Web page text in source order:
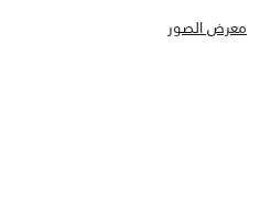
معرض الصور